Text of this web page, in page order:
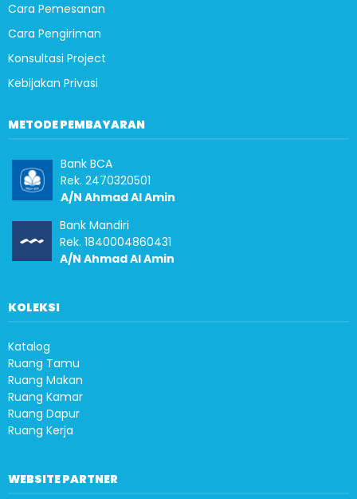
Cara Pemesanan
Cara Pengiriman
Konsultasi Project
Kebijakan Privasi
METODE PEMBAYARAN
Bank BCA
Rek. 2470320501
A/N Ahmad Al Amin
Bank Mandiri
Rek. 1840004860431
A/N Ahmad Al Amin
KOLEKSI
Katalog
Ruang Tamu
Ruang Makan
Ruang Kamar
Ruang Dapur
Ruang Kerja
WEBSITE PARTNER